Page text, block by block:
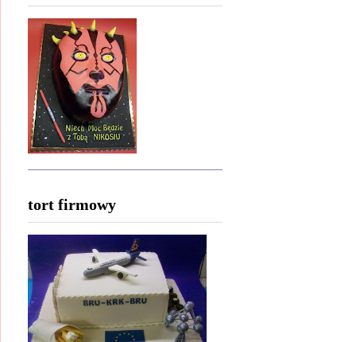
tort firmowy